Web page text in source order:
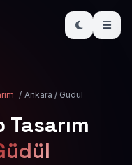
/ Ankara / Güdül